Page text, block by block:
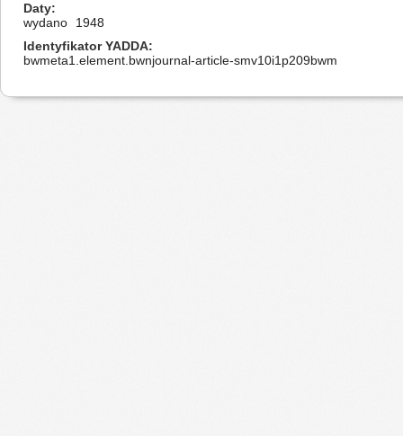
Daty
wydano
1948
Identyfikator YADDA
bwmeta1.element.bwnjournal-article-smv10i1p209bwm